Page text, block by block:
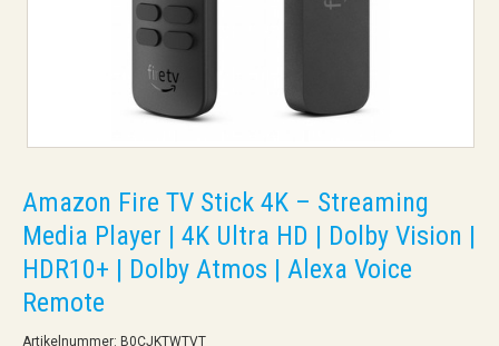
Amazon Fire TV Stick 4K – Streaming
Media Player | 4K Ultra HD | Dolby Vision |
HDR10+ | Dolby Atmos | Alexa Voice
Remote
Artikelnummer: B0CJKTWTVT